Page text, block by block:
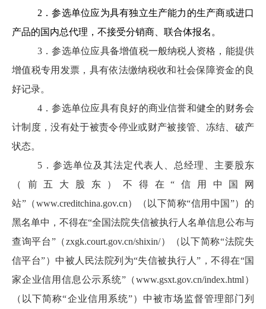
2．参选单位应为具有独立生产能力的生产商或进口
产品的国内总代理，不接受分销商、联合体报名。
3．参选单位应具备增值税一般纳税人资格，能提供
增值税专用发票，具有依法缴纳税收和社会保障资金的良
好记录。
4．参选单位应具有良好的商业信誉和健全的财务会
计制度，没有处于被责令停业或财产被接管、冻结、破产
状态。
5． 参选单位及其法定代表人、总经理、主要股东
（前五大股东）不得在“ 信用中国网
站”（www.creditchina.gov.cn）（以下简称“信用中国 ”）的
黑名单中，不得在“全国法院失信被执行人名单信息公布与
查询平台”（zxgk.court.gov.cn/shixin/）（以下简称“法院失
信平台”）中被人民法院列为“失信被执行人” ，不得在“国
家企业信用信息公示系统”（www.gsxt.gov.cn/index.html ）
（以下简称“企业信用系统”）中被市场监督管理部门列